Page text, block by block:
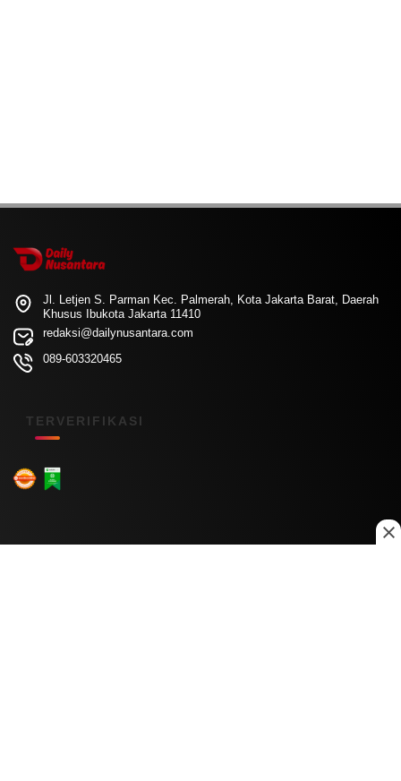
Jl. Letjen S. Parman Kec. Palmerah, Kota Jakarta Barat, Daerah
Khusus Ibukota Jakarta 11410
redaksi@dailynusantara.com
089-603320465
TERVERIFIKASI